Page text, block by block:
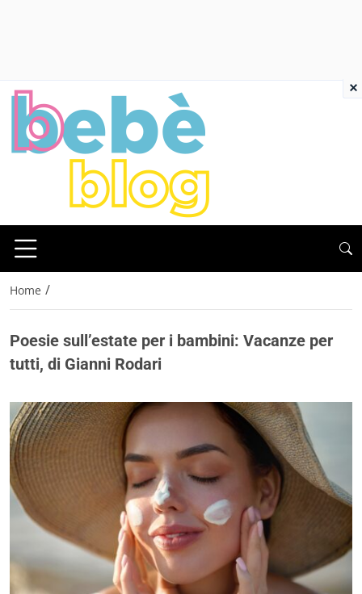
Home /
Poesie sull’estate per i bambini: Vacanze per
tutti, di Gianni Rodari
×